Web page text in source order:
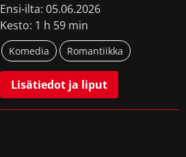
Ensi-ilta: 05.06.2026
Kesto: 1 h 59 min
Komedia Romantiikka
Lisätiedot ja liput